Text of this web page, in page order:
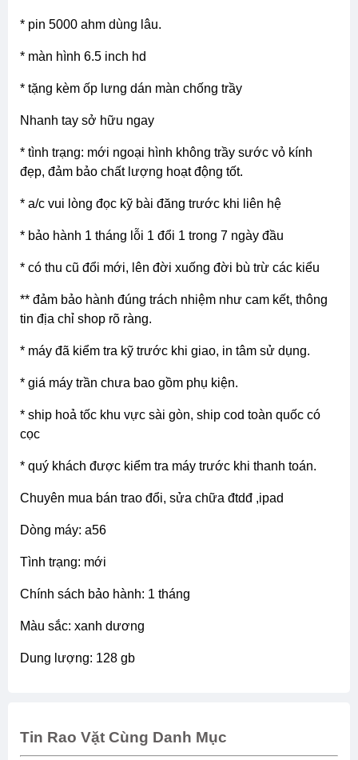
* pin 5000 ahm dùng lâu.
* màn hình 6.5 inch hd
* tặng kèm ốp lưng dán màn chống trầy
nhanh tay sở hữu ngay
* tình trạng: mới ngoại hình không trầy sước vỏ kính
đẹp, đảm bảo chất lượng hoạt động tốt.
* a/c vui lòng đọc kỹ bài đăng trước khi liên hệ
* bảo hành 1 tháng lỗi 1 đổi 1 trong 7 ngày đầu
* có thu cũ đổi mới, lên đời xuống đời bù trừ các kiểu
** đảm bảo hành đúng trách nhiệm như cam kết, thông
tin địa chỉ shop rõ ràng.
* máy đã kiểm tra kỹ trước khi giao, in tâm sử dụng.
* giá máy trần chưa bao gồm phụ kiện.
* ship hoả tốc khu vực sài gòn, ship cod toàn quốc có
cọc
* quý khách được kiểm tra máy trước khi thanh toán.
chuyên mua bán trao đổi, sửa chữa đtdđ ,ipad
dòng máy: a56
tình trạng: mới
chính sách bảo hành: 1 tháng
màu sắc: xanh dương
dung lượng: 128 gb
Tin Rao Vặt Cùng Danh Mục